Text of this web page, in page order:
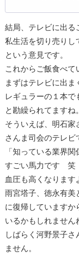
結局、テレビに出る
私生活を切り売りし
という意見です。
これからご飯食べて
まずはテレビに出ま
レギュラーの１本で
と勘繰られてますね。
そういえば、明石家
さんま司会のテレビ
「知っている業界
すごい馬力です 笑
血圧も高くなります
雨宮塔子、徳永有美
に復帰していますか
いるかもしれません
しばらく河野景子
ません。